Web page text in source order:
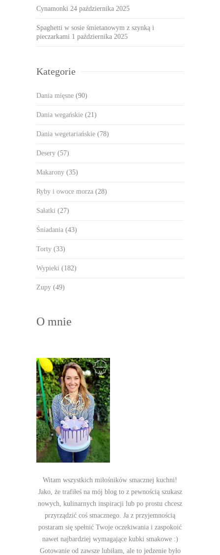
Cynamonki 24 października 2025
Spaghetti w sosie śmietanowym z szynką i
pieczarkami 1 października 2025
Kategorie
Dania mięsne (90)
Dania wegańskie (21)
Dania wegetariańskie (78)
Desery (57)
Makarony (35)
Ryby i owoce morza (28)
Sałatki (27)
Śniadania (43)
Torty (33)
Wypieki (182)
Zupy (49)
O mnie
Witam wszystkich miłośników smacznej kuchni!
Jako, że trafiłeś na mój blog to z pewnością szukasz
nowych, kulinarnych inspiracji lub po prostu chcesz
przyrządzić coś smacznego. Ja z przyjemnością
postaram się spełnić Twoje oczekiwania i zaspokoić
nawet najbardziej wymagające kubki smakowe :)
Gotowanie od zawsze lubiłam, ale to jedzenie było